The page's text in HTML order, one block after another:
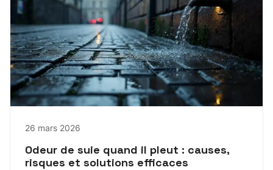
26 mars 2026
Odeur de suie quand il pleut : causes,
risques et solutions efficaces